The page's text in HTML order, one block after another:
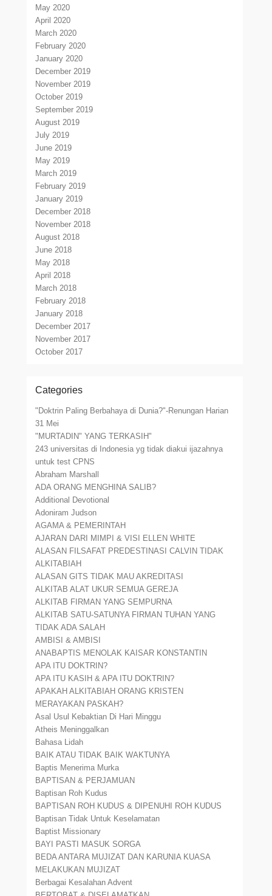
May 2020
April 2020
March 2020
February 2020
January 2020
December 2019
November 2019
October 2019
September 2019
August 2019
July 2019
June 2019
May 2019
March 2019
February 2019
January 2019
December 2018
November 2018
August 2018
June 2018
May 2018
April 2018
March 2018
February 2018
January 2018
December 2017
November 2017
October 2017
Categories
"Doktrin Paling Berbahaya di Dunia?"-Renungan Harian
31 Mei
"MURTADIN" YANG TERKASIH"
243 universitas di Indonesia yg tidak diakui ijazahnya
untuk test CPNS
Abraham Marshall
ADA ORANG MENGHINA SALIB?
Additional Devotional
Adoniram Judson
AGAMA & PEMERINTAH
AJARAN DARI MIMPI & VISI ELLEN WHITE
ALASAN FILSAFAT PREDESTINASI CALVIN TIDAK
ALKITABIAH
ALASAN GITS TIDAK MAU AKREDITASI
ALKITAB ALAT UKUR SEMUA GEREJA
ALKITAB FIRMAN YANG SEMPURNA
ALKITAB SATU-SATUNYA FIRMAN TUHAN YANG
TIDAK ADA SALAH
AMBISI & AMBISI
ANABAPTIS MENOLAK KAISAR KONSTANTIN
APA ITU DOKTRIN?
APA ITU KASIH & APA ITU DOKTRIN?
APAKAH ALKITABIAH ORANG KRISTEN
MERAYAKAN PASKAH?
Asal Usul Kebaktian Di Hari Minggu
Atheis Meninggalkan
Bahasa Lidah
BAIK ATAU TIDAK BAIK WAKTUNYA
Baptis Menerima Murka
BAPTISAN & PERJAMUAN
Baptisan Roh Kudus
BAPTISAN ROH KUDUS & DIPENUHI ROH KUDUS
Baptisan Tidak Untuk Keselamatan
Baptist Missionary
BAYI PASTI MASUK SORGA
BEDA ANTARA MUJIZAT DAN KARUNIA KUASA
MELAKUKAN MUJIZAT
Berbagai Kesalahan Advent